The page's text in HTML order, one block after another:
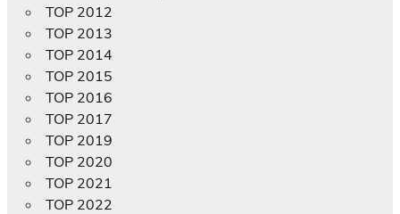
TOP 2012
TOP 2013
TOP 2014
TOP 2015
TOP 2016
TOP 2017
TOP 2019
TOP 2020
TOP 2021
TOP 2022